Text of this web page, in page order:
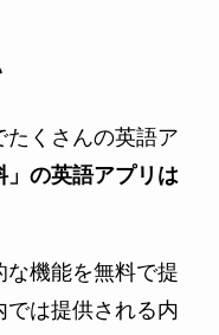
くさんの英語ア
」の英語アプリは
な機能を無料で提
は提供される内